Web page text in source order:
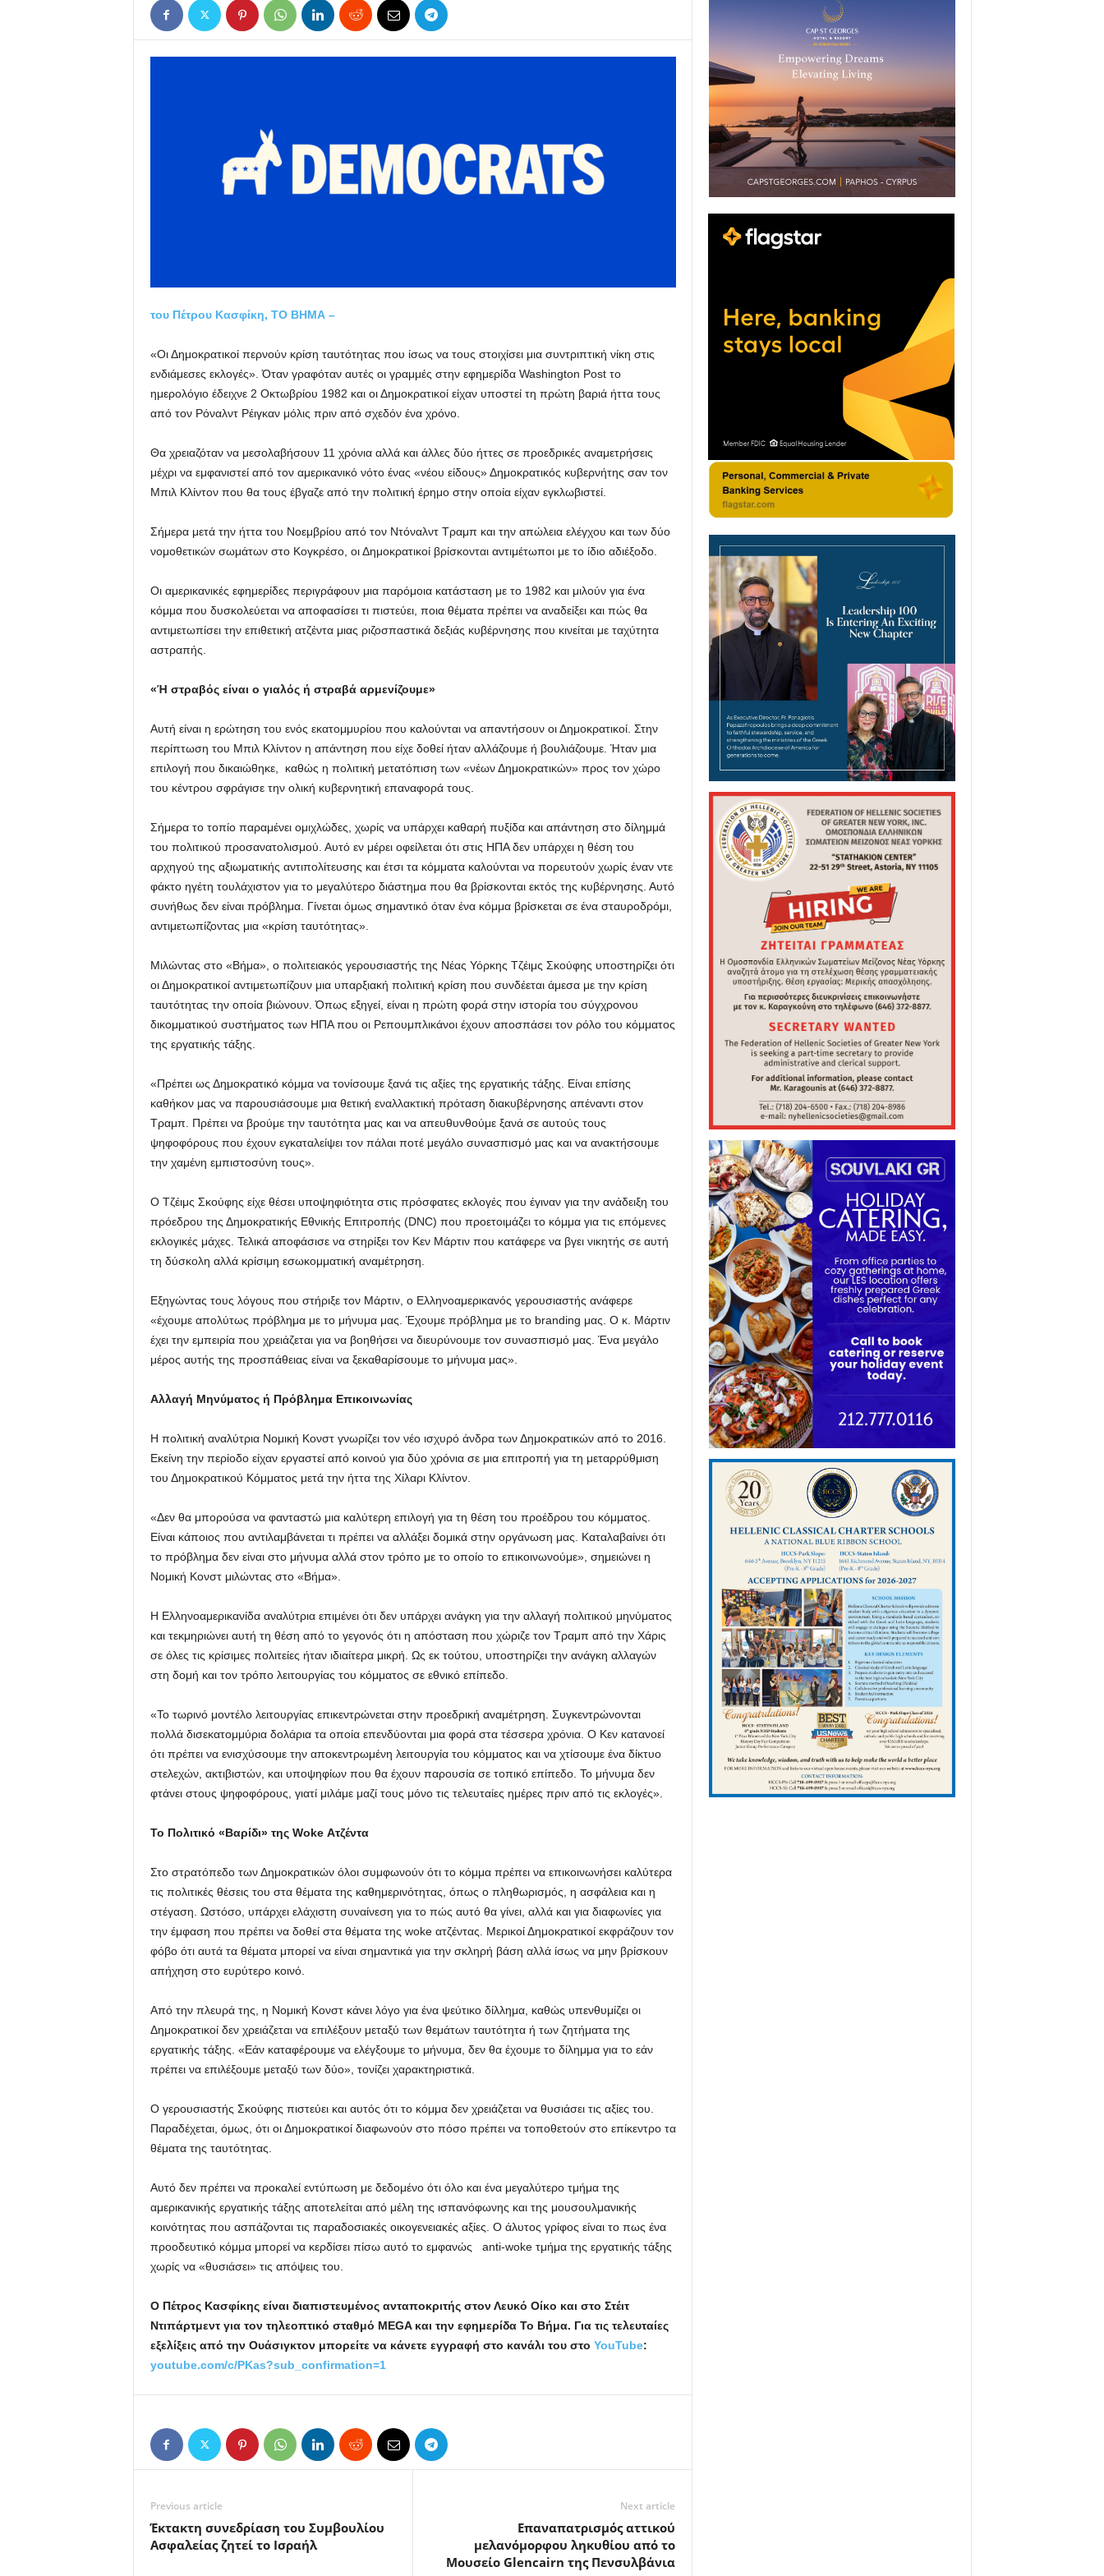
του Πέτρου Κασφίκη, ΤΟ ΒΗΜΑ –
«Οι Δημοκρατικοί περνούν κρίση ταυτότητας που ίσως να τους στοιχίσει μια συντριπτική νίκη στις
ενδιάμεσες εκλογές». Όταν γραφόταν αυτές οι γραμμές στην εφημερίδα Washington Post το
ημερολόγιο έδειχνε 2 Οκτωβρίου 1982 και οι Δημοκρατικοί είχαν υποστεί τη πρώτη βαριά ήττα τους
από τον Ρόναλντ Ρέιγκαν μόλις πριν από σχεδόν ένα χρόνο.
Θα χρειαζόταν να μεσολαβήσουν 11 χρόνια αλλά και άλλες δύο ήττες σε προεδρικές αναμετρήσεις
μέχρι να εμφανιστεί από τον αμερικανικό νότο ένας «νέου είδους» Δημοκρατικός κυβερνήτης σαν τον
Μπιλ Κλίντον που θα τους έβγαζε από την πολιτική έρημο στην οποία είχαν εγκλωβιστεί.
Σήμερα μετά την ήττα του Νοεμβρίου από τον Ντόναλντ Τραμπ και την απώλεια ελέγχου και των δύο
νομοθετικών σωμάτων στο Κογκρέσο, οι Δημοκρατικοί βρίσκονται αντιμέτωποι με το ίδιο αδιέξοδο.
Οι αμερικανικές εφημερίδες περιγράφουν μια παρόμοια κατάσταση με το 1982 και μιλούν για ένα
κόμμα που δυσκολεύεται να αποφασίσει τι πιστεύει, ποια θέματα πρέπει να αναδείξει και πώς θα
αντιμετωπίσει την επιθετική ατζέντα μιας ριζοσπαστικά δεξιάς κυβέρνησης που κινείται με ταχύτητα
αστραπής.
«Ή στραβός είναι ο γιαλός ή στραβά αρμενίζουμε»
Αυτή είναι η ερώτηση του ενός εκατομμυρίου που καλούνται να απαντήσουν οι Δημοκρατικοί. Στην
περίπτωση του Μπιλ Κλίντον η απάντηση που είχε δοθεί ήταν αλλάζουμε ή βουλιάζουμε. Ήταν μια
επιλογή που δικαιώθηκε, καθώς η πολιτική μετατόπιση των «νέων Δημοκρατικών» προς τον χώρο
του κέντρου σφράγισε την ολική κυβερνητική επαναφορά τους.
Σήμερα το τοπίο παραμένει ομιχλώδες, χωρίς να υπάρχει καθαρή πυξίδα και απάντηση στο δίλημμά
του πολιτικού προσανατολισμού. Αυτό εν μέρει οφείλεται ότι στις ΗΠΑ δεν υπάρχει η θέση του
αρχηγού της αξιωματικής αντιπολίτευσης και έτσι τα κόμματα καλούνται να πορευτούν χωρίς έναν ντε
φάκτο ηγέτη τουλάχιστον για το μεγαλύτερο διάστημα που θα βρίσκονται εκτός της κυβέρνησης. Αυτό
συνήθως δεν είναι πρόβλημα. Γίνεται όμως σημαντικό όταν ένα κόμμα βρίσκεται σε ένα σταυροδρόμι,
αντιμετωπίζοντας μια «κρίση ταυτότητας».
Μιλώντας στο «Βήμα», ο πολιτειακός γερουσιαστής της Νέας Υόρκης Τζέιμς Σκούφης υποστηρίζει ότι
οι Δημοκρατικοί αντιμετωπίζουν μια υπαρξιακή πολιτική κρίση που συνδέεται άμεσα με την κρίση
ταυτότητας την οποία βιώνουν. Όπως εξηγεί, είναι η πρώτη φορά στην ιστορία του σύγχρονου
δικομματικού συστήματος των ΗΠΑ που οι Ρεπουμπλικάνοι έχουν αποσπάσει τον ρόλο του κόμματος
της εργατικής τάξης.
«Πρέπει ως Δημοκρατικό κόμμα να τονίσουμε ξανά τις αξίες της εργατικής τάξης. Είναι επίσης
καθήκον μας να παρουσιάσουμε μια θετική εναλλακτική πρόταση διακυβέρνησης απέναντι στον
Τραμπ. Πρέπει να βρούμε την ταυτότητα μας και να απευθυνθούμε ξανά σε αυτούς τους
ψηφοφόρους που έχουν εγκαταλείψει τον πάλαι ποτέ μεγάλο συνασπισμό μας και να ανακτήσουμε
την χαμένη εμπιστοσύνη τους».
Ο Τζέιμς Σκούφης είχε θέσει υποψηφιότητα στις πρόσφατες εκλογές που έγιναν για την ανάδειξη του
πρόεδρου της Δημοκρατικής Εθνικής Επιτροπής (DNC) που προετοιμάζει το κόμμα για τις επόμενες
εκλογικές μάχες. Τελικά αποφάσισε να στηρίξει τον Κεν Μάρτιν που κατάφερε να βγει νικητής σε αυτή
τη δύσκολη αλλά κρίσιμη εσωκομματική αναμέτρηση.
Εξηγώντας τους λόγους που στήριξε τον Μάρτιν, ο Ελληνοαμερικανός γερουσιαστής ανάφερε
«έχουμε απολύτως πρόβλημα με το μήνυμα μας. Έχουμε πρόβλημα με το branding μας. Ο κ. Μάρτιν
έχει την εμπειρία που χρειάζεται για να βοηθήσει να διευρύνουμε τον συνασπισμό μας. Ένα μεγάλο
μέρος αυτής της προσπάθειας είναι να ξεκαθαρίσουμε το μήνυμα μας».
Αλλαγή Μηνύματος ή Πρόβλημα Επικοινωνίας
Η πολιτική αναλύτρια Νομική Κονστ γνωρίζει τον νέο ισχυρό άνδρα των Δημοκρατικών από το 2016.
Εκείνη την περίοδο είχαν εργαστεί από κοινού για δύο χρόνια σε μια επιτροπή για τη μεταρρύθμιση
του Δημοκρατικού Κόμματος μετά την ήττα της Χίλαρι Κλίντον.
«Δεν θα μπορούσα να φανταστώ μια καλύτερη επιλογή για τη θέση του προέδρου του κόμματος.
Είναι κάποιος που αντιλαμβάνεται τι πρέπει να αλλάξει δομικά στην οργάνωση μας. Καταλαβαίνει ότι
το πρόβλημα δεν είναι στο μήνυμα αλλά στον τρόπο με το οποίο το επικοινωνούμε», σημειώνει η
Νομική Κονστ μιλώντας στο «Βήμα».
Η Ελληνοαμερικανίδα αναλύτρια επιμένει ότι δεν υπάρχει ανάγκη για την αλλαγή πολιτικού μηνύματος
και τεκμηριώνει αυτή τη θέση από το γεγονός ότι η απόσταση που χώριζε τον Τραμπ από την Χάρις
σε όλες τις κρίσιμες πολιτείες ήταν ιδιαίτερα μικρή. Ως εκ τούτου, υποστηρίζει την ανάγκη αλλαγών
στη δομή και τον τρόπο λειτουργίας του κόμματος σε εθνικό επίπεδο.
«Το τωρινό μοντέλο λειτουργίας επικεντρώνεται στην προεδρική αναμέτρηση. Συγκεντρώνονται
πολλά δισεκατομμύρια δολάρια τα οποία επενδύονται μια φορά στα τέσσερα χρόνια. Ο Κεν κατανοεί
ότι πρέπει να ενισχύσουμε την αποκεντρωμένη λειτουργία του κόμματος και να χτίσουμε ένα δίκτυο
στελεχών, ακτιβιστών, και υποψηφίων που θα έχουν παρουσία σε τοπικό επίπεδο. Το μήνυμα δεν
φτάνει στους ψηφοφόρους, γιατί μιλάμε μαζί τους μόνο τις τελευταίες ημέρες πριν από τις εκλογές».
Το Πολιτικό «Βαρίδι» της Woke Ατζέντα
Στο στρατόπεδο των Δημοκρατικών όλοι συμφωνούν ότι το κόμμα πρέπει να επικοινωνήσει καλύτερα
τις πολιτικές θέσεις του στα θέματα της καθημερινότητας, όπως ο πληθωρισμός, η ασφάλεια και η
στέγαση. Ωστόσο, υπάρχει ελάχιστη συναίνεση για το πώς αυτό θα γίνει, αλλά και για διαφωνίες για
την έμφαση που πρέπει να δοθεί στα θέματα της woke ατζέντας. Μερικοί Δημοκρατικοί εκφράζουν τον
φόβο ότι αυτά τα θέματα μπορεί να είναι σημαντικά για την σκληρή βάση αλλά ίσως να μην βρίσκουν
απήχηση στο ευρύτερο κοινό.
Από την πλευρά της, η Νομική Κονστ κάνει λόγο για ένα ψεύτικο δίλλημα, καθώς υπενθυμίζει οι
Δημοκρατικοί δεν χρειάζεται να επιλέξουν μεταξύ των θεμάτων ταυτότητα ή των ζητήματα της
εργατικής τάξης. «Εάν καταφέρουμε να ελέγξουμε το μήνυμα, δεν θα έχουμε το δίλημμα για το εάν
πρέπει να επιλέξουμε μεταξύ των δύο», τονίζει χαρακτηριστικά.
Ο γερουσιαστής Σκούφης πιστεύει και αυτός ότι το κόμμα δεν χρειάζεται να θυσιάσει τις αξίες του.
Παραδέχεται, όμως, ότι οι Δημοκρατικοί διαφωνούν στο πόσο πρέπει να τοποθετούν στο επίκεντρο τα
θέματα της ταυτότητας.
Αυτό δεν πρέπει να προκαλεί εντύπωση με δεδομένο ότι όλο και ένα μεγαλύτερο τμήμα της
αμερικανικής εργατικής τάξης αποτελείται από μέλη της ισπανόφωνης και της μουσουλμανικής
κοινότητας που ασπάζονται τις παραδοσιακές οικογενειακές αξίες. Ο άλυτος γρίφος είναι το πως ένα
προοδευτικό κόμμα μπορεί να κερδίσει πίσω αυτό το εμφανώς anti-woke τμήμα της εργατικής τάξης
χωρίς να «θυσιάσει» τις απόψεις του.
Ο Πέτρος Κασφίκης είναι διαπιστευμένος ανταποκριτής στον Λευκό Οίκο και στο Στέιτ
Ντιπάρτμεντ για τον τηλεοπτικό σταθμό MEGAκαι την εφημερίδα Το Βήμα. Για τις τελευταίες
εξελίξεις από την Ουάσιγκτον μπορείτε να κάνετε εγγραφή στο κανάλι του στο YouTube:
youtube.com/c/PKas?sub _confirmation=1
Previous article
Έκτακτη συνεδρίαση του Συμβουλίου
Ασφαλείας ζητεί το Ισραήλ
Next article
Επαναπατρισμός αττικού
μελανόμορφου ληκυθίου από το
Μουσείο Glencairn της Πενσυλβάνια